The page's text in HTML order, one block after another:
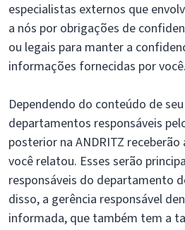
especialistas externos que
a nós por obrigações de
ou legais para manter a
informações fornecidas por você.
Dependendo do conteúdo de
departamentos responsáveis
posterior na ANDRITZ
você relatou. Esses serão
responsáveis do departamento
disso, a gerência responsável
informada, que também tem a